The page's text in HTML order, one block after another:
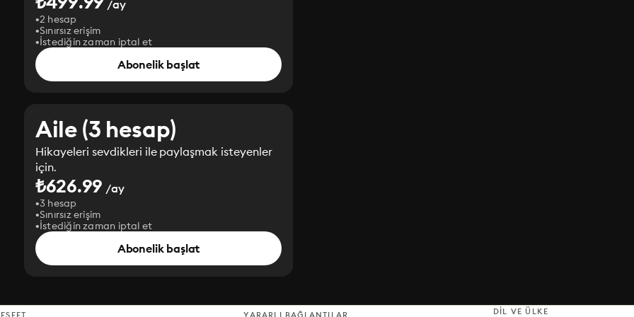
/ay
2 hesap
Sınırsız erişim
İstediğin zaman iptal et
Abonelik başlat
Aile (3 hesap)
Hikayeleri sevdikleri ile paylaşmak isteyenler
için.
₺626.99 /ay
3 hesap
Sınırsız erişim
İstediğin zaman iptal et
Abonelik başlat
YARARLI BAĞLANTILAR DIL VE ÜLKE